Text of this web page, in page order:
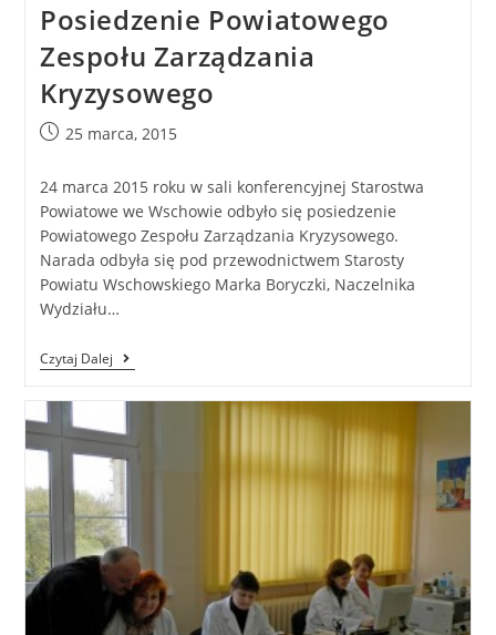
Posiedzenie Powiatowego
Zespołu Zarządzania
Kryzysowego
25 marca, 2015
24 marca 2015 roku w sali konferencyjnej Starostwa
Powiatowe we Wschowie odbyło się posiedzenie
Powiatowego Zespołu Zarządzania Kryzysowego.
Narada odbyła się pod przewodnictwem Starosty
Powiatu Wschowskiego Marka Boryczki, Naczelnika
Wydziału…
Czytaj Dalej